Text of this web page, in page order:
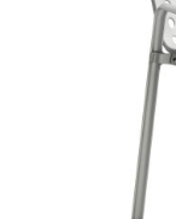
Barhocker
Bänke &